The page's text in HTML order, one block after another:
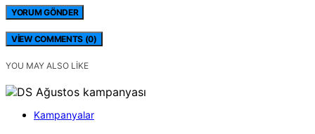
VIEW COMMENTS (0)
YOU MAY ALSO LIKE
Kampanyalar